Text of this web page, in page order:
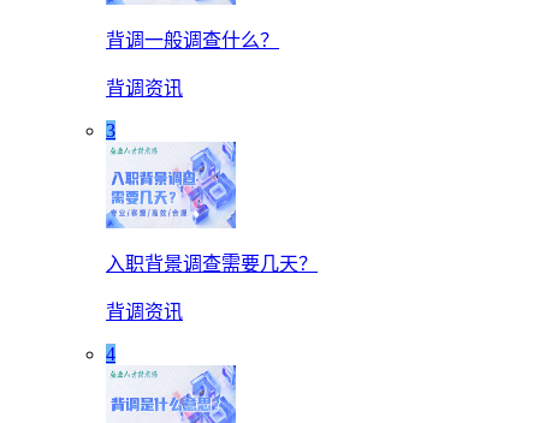
背调一般调查什么？
背调资讯
3
入职背景调查需要几天？
背调资讯
4